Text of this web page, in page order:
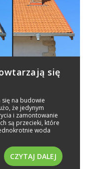
się
się na budowie
że jedynym
i zamontowanie
są przecieki, które
woda
CZYTAJ DALEJ